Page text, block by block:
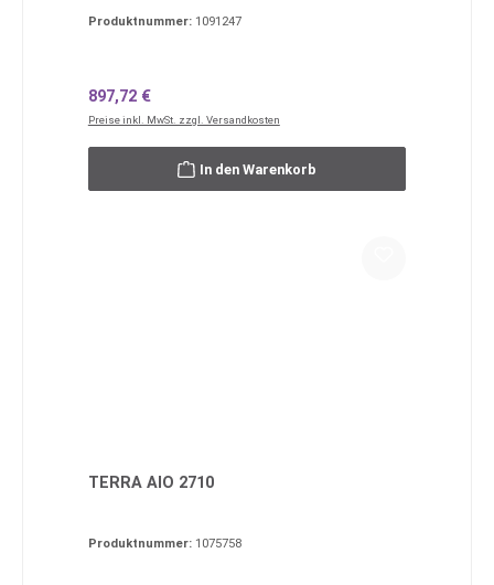
Produktnummer: 1091247
Regulärer Preis:
897,72 €
Preise inkl. MwSt. zzgl. Versandkosten
In den Warenkorb
TERRA AIO 2710
Produktnummer: 1075758